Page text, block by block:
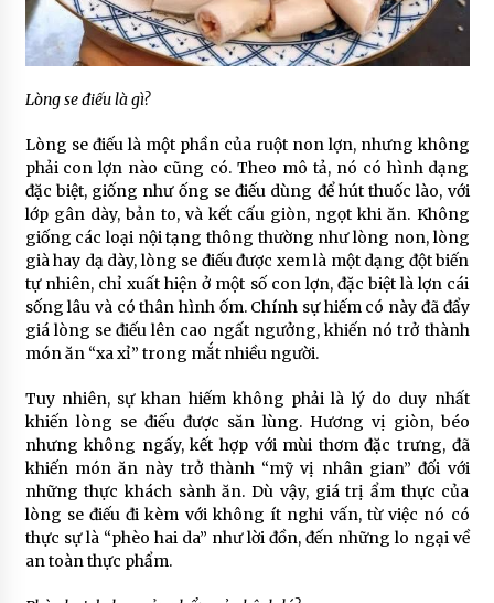
Lòng se điếu là gì?
Lòng se điếu là một phần của ruột non lợn, nhưng không
phải con lợn nào cũng có. Theo mô tả, nó có hình dạng
đặc biệt, giống như ống se điếu dùng để hút thuốc lào, với
lớp gân dày, bản to, và kết cấu giòn, ngọt khi ăn. Không
giống các loại nội tạng thông thường như lòng non, lòng
già hay dạ dày, lòng se điếu được xem là một dạng đột biến
tự nhiên, chỉ xuất hiện ở một số con lợn, đặc biệt là lợn cái
sống lâu và có thân hình ốm. Chính sự hiếm có này đã đẩy
giá lòng se điếu lên cao ngất ngưởng, khiến nó trở thành
món ăn “xa xỉ” trong mắt nhiều người.
Tuy nhiên, sự khan hiếm không phải là lý do duy nhất
khiến lòng se điếu được săn lùng. Hương vị giòn, béo
nhưng không ngấy, kết hợp với mùi thơm đặc trưng, đã
khiến món ăn này trở thành “mỹ vị nhân gian” đối với
những thực khách sành ăn. Dù vậy, giá trị ẩm thực của
lòng se điếu đi kèm với không ít nghi vấn, từ việc nó có
thực sự là “phèo hai da” như lời đồn, đến những lo ngại về
an toàn thực phẩm.